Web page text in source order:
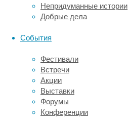
Непридуманные истории
Добрые дела
События
Фестивали
Встречи
Акции
Выставки
Форумы
Конференции
бактерий
(не
человека
обитателей,
был